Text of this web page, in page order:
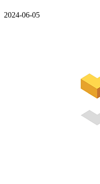
2024-06-05